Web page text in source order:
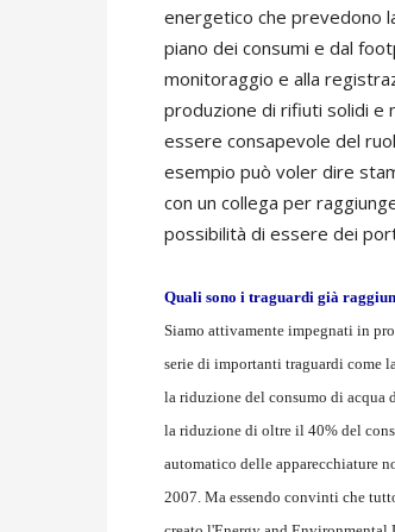
energetico che prevedono
piano dei consumi e dal
monitoraggio e alla
produzione di rifiuti solidi e
essere consapevole del
esempio può voler dire
con un collega per
possibilità di essere dei
Quali sono i traguardi già
Siamo attivamente impegnati in
serie di importanti traguardi come
la riduzione del consumo di
la riduzione di oltre il 40% del
automatico delle apparecchiature
2007. Ma essendo convinti che